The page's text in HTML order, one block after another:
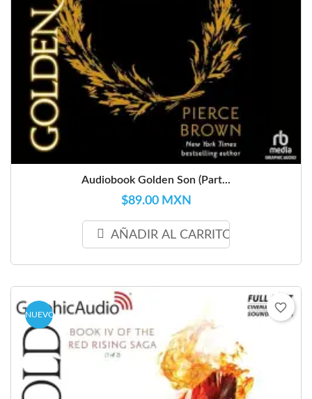
Audiobook Golden Son (Part...
$89.00 MXN
AÑADIR AL CARRITO
NUEVO favorite_border